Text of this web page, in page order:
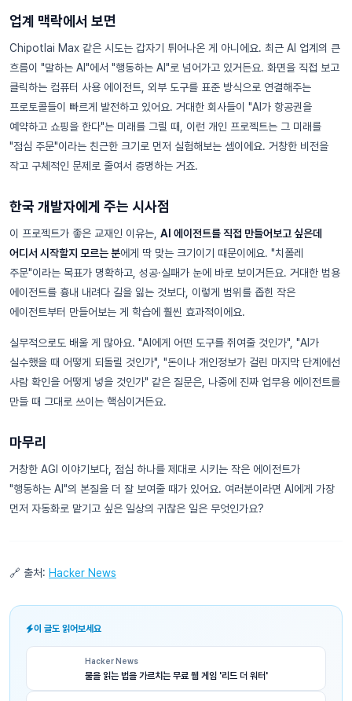
업계 맥락에서 보면
Chipotlai Max 같은 시도는 갑자기 튀어나온 게 아니에요. 최근 AI 업계의 큰
흐름이 "말하는 AI"에서 "행동하는 AI"로 넘어가고 있거든요. 화면을 직접 보고
클릭하는 컴퓨터 사용 에이전트, 외부 도구를 표준 방식으로 연결해주는
프로토콜들이 빠르게 발전하고 있어요. 거대한 회사들이 "AI가 항공권을
예약하고 쇼핑을 한다"는 미래를 그릴 때, 이런 개인 프로젝트는 그 미래를
"점심 주문"이라는 친근한 크기로 먼저 실험해보는 셈이에요. 거창한 비전을
작고 구체적인 문제로 줄여서 증명하는 거죠.
한국 개발자에게 주는 시사점
이 프로젝트가 좋은 교재인 이유는, AI 에이전트를 직접 만들어보고 싶은데
어디서 시작할지 모르는 분에게 딱 맞는 크기이기 때문이에요. "치폴레
주문"이라는 목표가 명확하고, 성공·실패가 눈에 바로 보이거든요. 거대한 범용
에이전트를 흉내 내려다 길을 잃는 것보다, 이렇게 범위를 좁힌 작은
에이전트부터 만들어보는 게 학습에 훨씬 효과적이에요.
실무적으로도 배울 게 많아요. "AI에게 어떤 도구를 쥐여줄 것인가", "AI가
실수했을 때 어떻게 되돌릴 것인가", "돈이나 개인정보가 걸린 마지막 단계에선
사람 확인을 어떻게 넣을 것인가" 같은 질문은, 나중에 진짜 업무용 에이전트를
만들 때 그대로 쓰이는 핵심이거든요.
마무리
거창한 AGI 이야기보다, 점심 하나를 제대로 시키는 작은 에이전트가
"행동하는 AI"의 본질을 더 잘 보여줄 때가 있어요. 여러분이라면 AI에게 가장
먼저 자동화로 맡기고 싶은 일상의 귀찮은 일은 무엇인가요?
🔗 출처: Hacker News
이 글도 읽어보세요
Hacker News
물을 읽는 법을 가르치는 무료 웹 게임 '리드 더 워터'